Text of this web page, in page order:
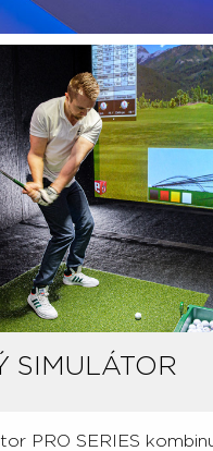
SIMULÁTOR
PRO SERIES